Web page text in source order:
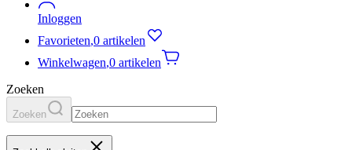
Inloggen
Favorieten,0 artikelen
Winkelwagen,0 artikelen
Zoeken
Zoeken